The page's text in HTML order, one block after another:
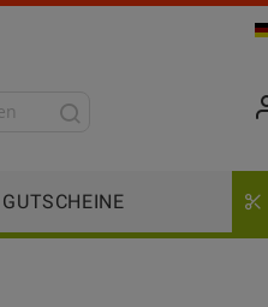
GUTSCHEINE